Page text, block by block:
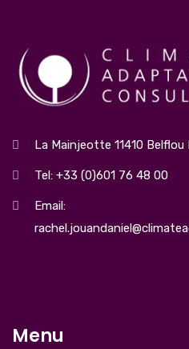
La Mainjeotte 11410 Belflou
Tel: +33 (0)601 76 48 00
Email:
Menu